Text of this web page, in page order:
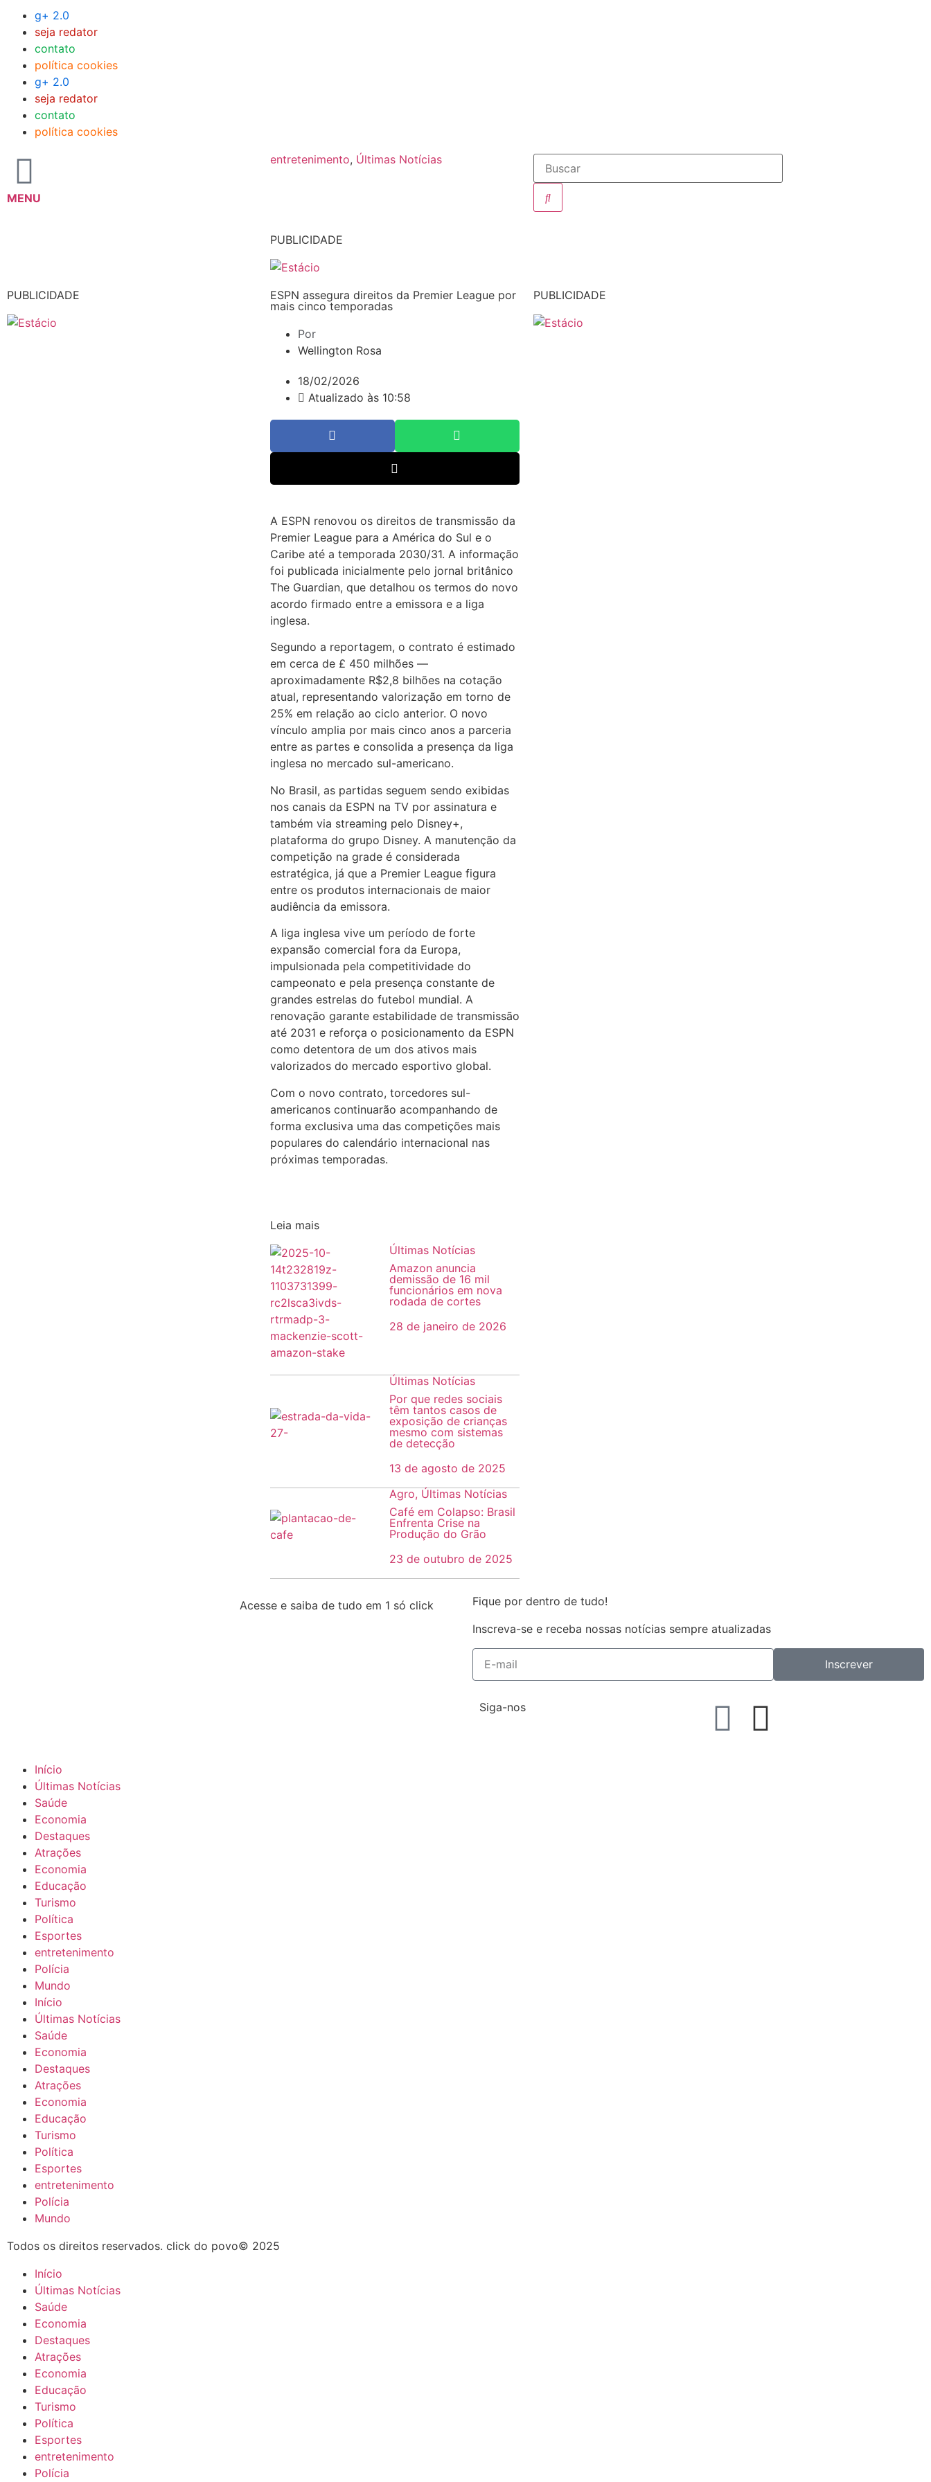
g+ 2.0
seja redator
contato
política cookies
g+ 2.0
seja redator
contato
política cookies
MENU
entretenimento, Últimas Notícias
PUBLICIDADE
PUBLICIDADE
ESPN assegura direitos da Premier League por
mais cinco temporadas
Por
Wellington Rosa
18/02/2026
Atualizado às 10:58
A ESPN renovou os direitos de transmissão da
Premier League para a América do Sul e o
Caribe até a temporada 2030/31. A informação
foi publicada inicialmente pelo jornal britânico
The Guardian, que detalhou os termos do novo
acordo firmado entre a emissora e a liga
inglesa.
Segundo a reportagem, o contrato é estimado
em cerca de £ 450 milhões —
aproximadamente R$2,8 bilhões na cotação
atual, representando valorização em torno de
25% em relação ao ciclo anterior. O novo
vínculo amplia por mais cinco anos a parceria
entre as partes e consolida a presença da liga
inglesa no mercado sul-americano.
No Brasil, as partidas seguem sendo exibidas
nos canais da ESPN na TV por assinatura e
também via streaming pelo Disney+,
plataforma do grupo Disney. A manutenção da
competição na grade é considerada
estratégica, já que a Premier League figura
entre os produtos internacionais de maior
audiência da emissora.
A liga inglesa vive um período de forte
expansão comercial fora da Europa,
impulsionada pela competitividade do
campeonato e pela presença constante de
grandes estrelas do futebol mundial. A
renovação garante estabilidade de transmissão
até 2031 e reforça o posicionamento da ESPN
como detentora de um dos ativos mais
valorizados do mercado esportivo global.
Com o novo contrato, torcedores sul-
americanos continuarão acompanhando de
forma exclusiva uma das competições mais
populares do calendário internacional nas
próximas temporadas.
Leia mais
Últimas Notícias
Amazon anuncia
demissão de 16 mil
funcionários em nova
rodada de cortes
28 de janeiro de 2026
Últimas Notícias
Por que redes sociais
têm tantos casos de
exposição de crianças
mesmo com sistemas
de detecção
13 de agosto de 2025
Agro, Últimas Notícias
Café em Colapso: Brasil
Enfrenta Crise na
Produção do Grão
23 de outubro de 2025
PUBLICIDADE
Acesse e saiba de tudo em 1 só click
Fique por dentro de tudo!
Inscreva-se e receba nossas notícias sempre atualizadas
Inscrever
Siga-nos
Início
Últimas Notícias
Saúde
Economia
Destaques
Atrações
Economia
Educação
Turismo
Política
Esportes
entretenimento
Polícia
Mundo
Início
Últimas Notícias
Saúde
Economia
Destaques
Atrações
Economia
Educação
Turismo
Política
Esportes
entretenimento
Polícia
Mundo
Todos os direitos reservados. click do povo© 2025
Início
Últimas Notícias
Saúde
Economia
Destaques
Atrações
Economia
Educação
Turismo
Política
Esportes
entretenimento
Polícia